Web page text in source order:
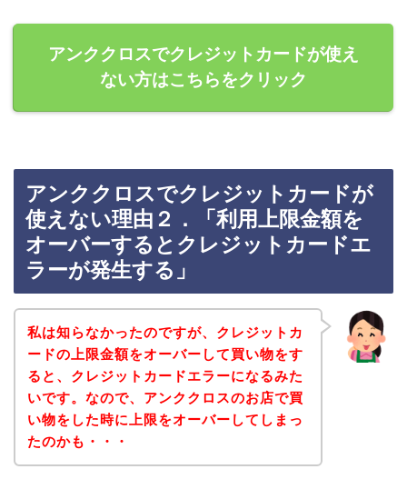
アンククロスでクレジットカードが使え
ない方はこちらをクリック
アンククロスでクレジットカードが
使えない理由２．「利用上限金額を
オーバーするとクレジットカードエ
ラーが発生する」
私は知らなかったのですが、クレジットカ
ードの上限金額をオーバーして買い物をす
ると、クレジットカードエラーになるみた
いです。なので、アンククロスのお店で買
い物をした時に上限をオーバーしてしまっ
たのかも・・・